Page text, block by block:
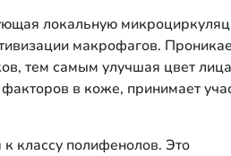
локальную
макрофагов.
тем самым улучшая цвет
в коже, принимает
классу полифенолов. Это